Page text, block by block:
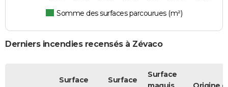
Somme des surfaces parcourues (m²)
Derniers incendies recensés à Zévaco
Surface
Surface
Surface